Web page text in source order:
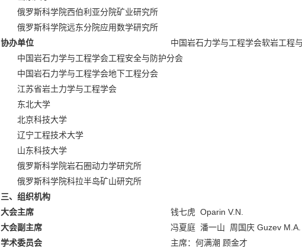
俄罗斯科学院西伯利亚分院矿业研究所
俄罗斯科学院远东分院应用数学研究所
协办单位
中国岩石力学与工程学会软岩工程
中国岩石力学与工程学会工程安全与防护分会
中国岩石力学与工程学会地下工程分会
江苏省岩土力学与工程学会
东北大学
北京科技大学
辽宁工程技术大学
山东科技大学
俄罗斯科学院岩石圈动力学研究所
俄罗斯科学院科拉半岛矿山研究所
三、组织机构
大会主席
钱七虎 Oparin V.N.
大会副主席
冯夏庭 潘一山 周国庆 Guzev M.A.
学术委员会
主席：何满潮 顾金才